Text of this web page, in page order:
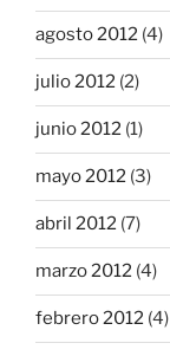
agosto 2012 (4)
julio 2012 (2)
junio 2012 (1)
mayo 2012 (3)
abril 2012 (7)
marzo 2012 (4)
febrero 2012 (4)